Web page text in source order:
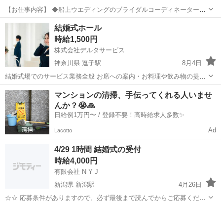
【お仕事内容】 ◆船上ウエディングのブライダルコーディネーター業
務 自社で運営している船舶上でのウエディングプランナーのお仕事で
す! ホテル・旅行会社などでの営業経験のある方、大歓迎です♪ 週5日
勤務のシフト制(毎週水曜日定...
東京 港区 結婚式場
結婚式ホール
時給1,500円
株式会社デルタサービス
神奈川県 逗子駅
8月4日
結婚式場でのサービス業務全般 お席への案内・お料理や飲み物の提
供・下げ物など 応募資格：レストランや結婚式場でのホール経験1年
以上ある方
神奈川 三浦郡 結婚式場 業務
マンションの清掃、手伝ってくれる人いませ
んか？😭🙏
日給例1万円〜 / 登録不要！高時給求人多数✨
Lacotto Ad
4/29 1時間 結婚式の受付
時給4,000円
有限会社 N Y J
新潟県 新潟駅
4月26日
☆☆ 応募条件がありますので、必ず最後まで読んでからご応募くださ